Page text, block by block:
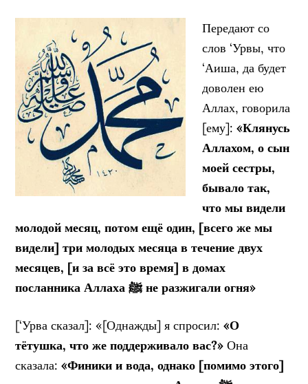
Передают со
слов ‘Урвы, что
‘Аиша, да будет
доволен ею
Аллах, говорила
[ему]:«Клянусь
Аллахом, о сын
моей сестры,
бывало так,
что мы видели
молодой месяц, потом ещё один, [всего же мы
видели] три молодых месяца в течение двух
месяцев, [и за всё это время] в домах
посланника Аллаха ﷺ не разжигали огня»
[‘Урва сказал]: «[Однажды] я спросил:«О
тётушка, что же поддерживало вас?» Она
сказала: «Финики и вода, однако [помимо этого]